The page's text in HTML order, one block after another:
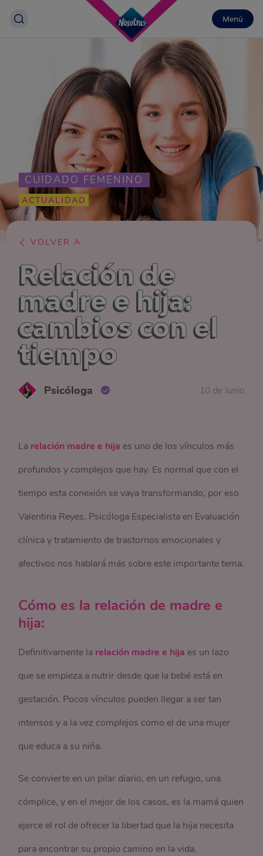
Menú
CUIDADO FEMENINO
ACTUALIDAD
VOLVER A
Relación de
madre e hija:
cambios con el
tiempo
Psicóloga 10 de Junio
La relación madre e hija es uno de los vínculos más
profundos y complejos que hay. Es normal que con el
tiempo esta conexión se vaya transformando, por eso
Valentina Reyes, Psicóloga Especialista en Evaluación
clínica y tratamiento de trastornos emocionales y
afectivos nos hablará más sobre este importante tema.
Cómo es la relación de madre e
hija:
Definitivamente la relación madre e hija es un lazo
que se empieza a nutrir desde que la bebé está en
gestación. Pocos vínculos pueden llegar a ser tan
intensos y a la vez complejos como el de una mujer
que educa a su niña.
Se convierte en un pilar diario, en un refugio, una
cómplice, y en el mejor de los casos, es la mamá quien
ejerce el rol de ofrecer la libertad que la hija necesita
para encontrar su propio camino en la vida.